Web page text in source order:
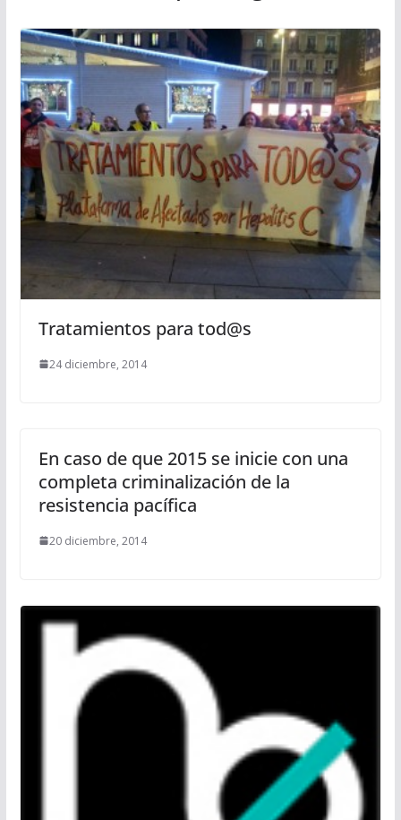
Tratamientos para tod@s
24 diciembre, 2014
En caso de que 2015 se inicie con una
completa criminalización de la
resistencia pacífica
20 diciembre, 2014